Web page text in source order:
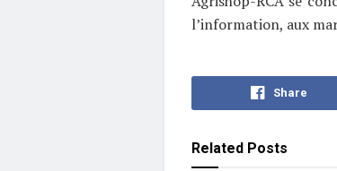
l’information, aux
Share
RelatedPosts